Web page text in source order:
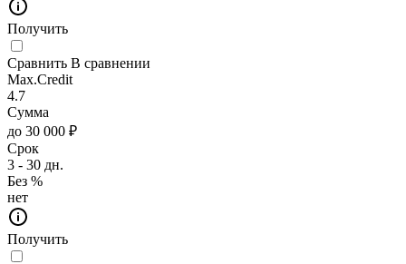
Получить
Сравнить В сравнении
Max.Credit
4.7
Сумма
до 30 000 ₽
Срок
3 - 30 дн.
Без %
нет
Получить